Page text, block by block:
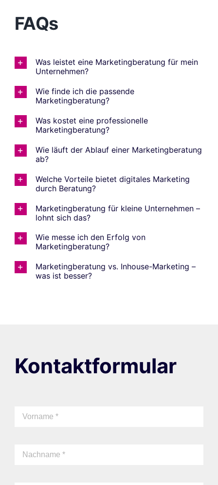
FAQs
Was leistet eine Marketingberatung für mein
Unternehmen?
Wie finde ich die passende
Marketingberatung?
Was kostet eine professionelle
Marketingberatung?
Wie läuft der Ablauf einer Marketingberatung
ab?
Welche Vorteile bietet digitales Marketing
durch Beratung?
Marketingberatung für kleine Unternehmen –
lohnt sich das?
Wie messe ich den Erfolg von
Marketingberatung?
Marketingberatung vs. Inhouse-Marketing –
was ist besser?
Kontaktformular